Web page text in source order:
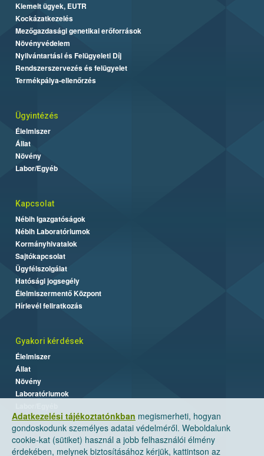
Adatkezelési tájékoztatónkban megismerheti, hogyan
gondoskodunk személyes adatai védelméről. Weboldalunk
cookie-kat (sütiket) használ a jobb felhasználói élmény
érdekében, melynek biztosításához kérjük, kattintson az
Kiemelt ügyek, EUTR
Kockázatkezelés
Mezőgazdasági genetikai erőforrások
Növényvédelem
Nyilvántartási és Felügyeleti Díj
Rendszerszervezés és felügyelet
Termékpálya-ellenőrzés
Ügyintézés
Élelmiszer
Állat
Növény
Labor/Egyéb
Kapcsolat
Nébih Igazgatóságok
Nébih Laboratóriumok
Kormányhivatalok
Sajtókapcsolat
Ügyfélszolgálat
Hatósági jogsegély
Élelmiszermentő Központ
Hírlevél feliratkozás
Gyakori kérdések
Élelmiszer
Állat
Növény
Laboratóriumok